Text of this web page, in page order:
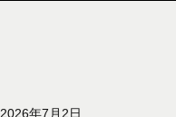
2026年7月2日